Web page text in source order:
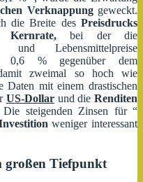
Verknappunggeweckt.
die Breite des Preisdrucks
Kernrate,bei der die
und Lebensmittelpreise
0,6 % gegenüber dem
zweimal so hoch wie
Daten mit einem drastischen
US-Dollarund dieRenditen
Die steigenden Zinsen für “
weniger interessant
großen Tiefpunkt